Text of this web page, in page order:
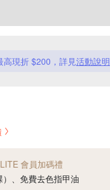
現折 $200，詳見活動說明
會員加碼禮
、免費去色指甲油